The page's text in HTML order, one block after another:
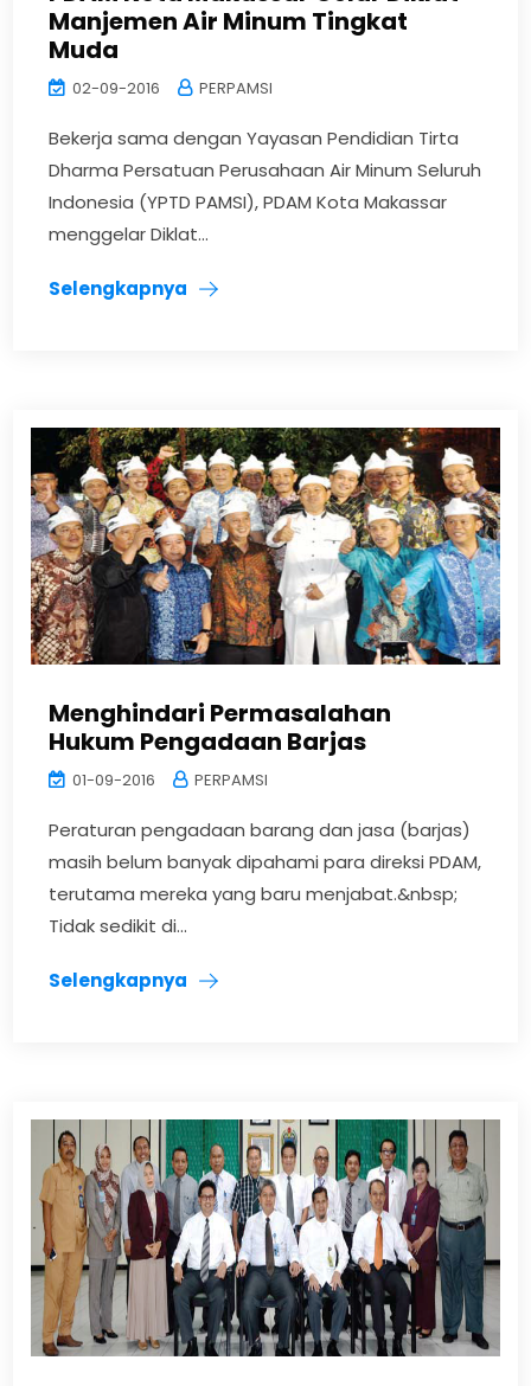
Manjemen Air Minum Tingkat
Muda
02-09-2016 PERPAMSI
Bekerja sama dengan Yayasan Pendidian Tirta
Dharma Persatuan Perusahaan Air Minum Seluruh
Indonesia (YPTD PAMSI), PDAM Kota Makassar
menggelar Diklat...
Selengkapnya
Menghindari Permasalahan
Hukum Pengadaan Barjas
01-09-2016 PERPAMSI
Peraturan pengadaan barang dan jasa (barjas)
masih belum banyak dipahami para direksi PDAM,
terutama mereka yang baru menjabat.&nbsp;
Tidak sedikit di...
Selengkapnya